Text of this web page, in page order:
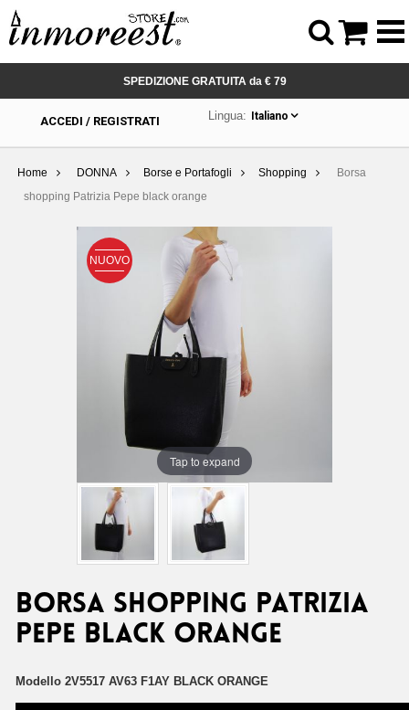
SPEDIZIONE GRATUITA da € 79
ACCEDI / REGISTRATI Lingua: Italiano
Home DONNA Borse e Portafogli Shopping
Borsa
shopping Patrizia Pepe black orange
NUOVO
Tap to expand
Borsa shopping Patrizia
Pepe black orange
Modello 2V5517 AV63 F1AY BLACK ORANGE
 